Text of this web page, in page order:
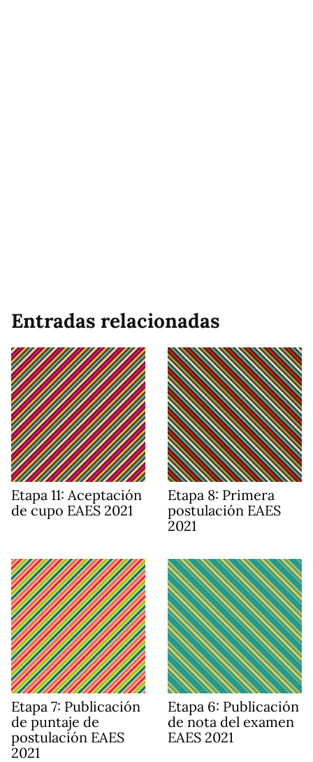
Entradas relacionadas
Etapa 11: Aceptación
de cupo EAES 2021
Etapa 8: Primera
postulación EAES
2021
Etapa 7: Publicación
de puntaje de
postulación EAES
2021
Etapa 6: Publicación
de nota del examen
EAES 2021